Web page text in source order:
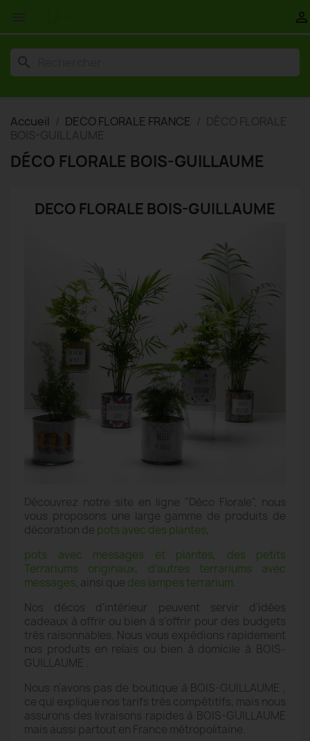

search
Accueil DECO FLORALE FRANCE
DÉCO FLORALE
BOIS-GUILLAUME
DÉCO FLORALE BOIS-GUILLAUME
DECO FLORALE BOIS-GUILLAUME
Découvrez notre site en ligne "Déco Florale", nous
vous proposons une large gamme de produits de
décoration de pots avec des plantes,
pots avec messages et plantes, des petits
Terrariums originaux, d'autres terrariums avec
messages, ainsi que des lampes terrarium
Nos décos d'intérieur peuvent servir d'idées
cadeaux à offrir ou bien à s'offrir pour des budgets
très raisonnables. Nous vous expédions rapidement
nos produits en relais ou bien à domicile à BOIS-
GUILLAUME .
Nous n'avons pas de boutique à BOIS-GUILLAUME ,
ce qui explique nos tarifs très compétitifs, mais nous
assurons des livraisons rapides à BOIS-GUILLAUME
mais aussi partout en France métropolitaine.